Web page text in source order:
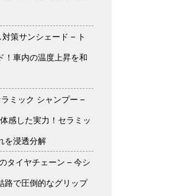
策サンシェード – ト
！車内の温度上昇を和
ミック シャンプー –
感した実力！セラミッ
を浸透分解
タイヤチェーン – 今シ
路で圧倒的なグリップ